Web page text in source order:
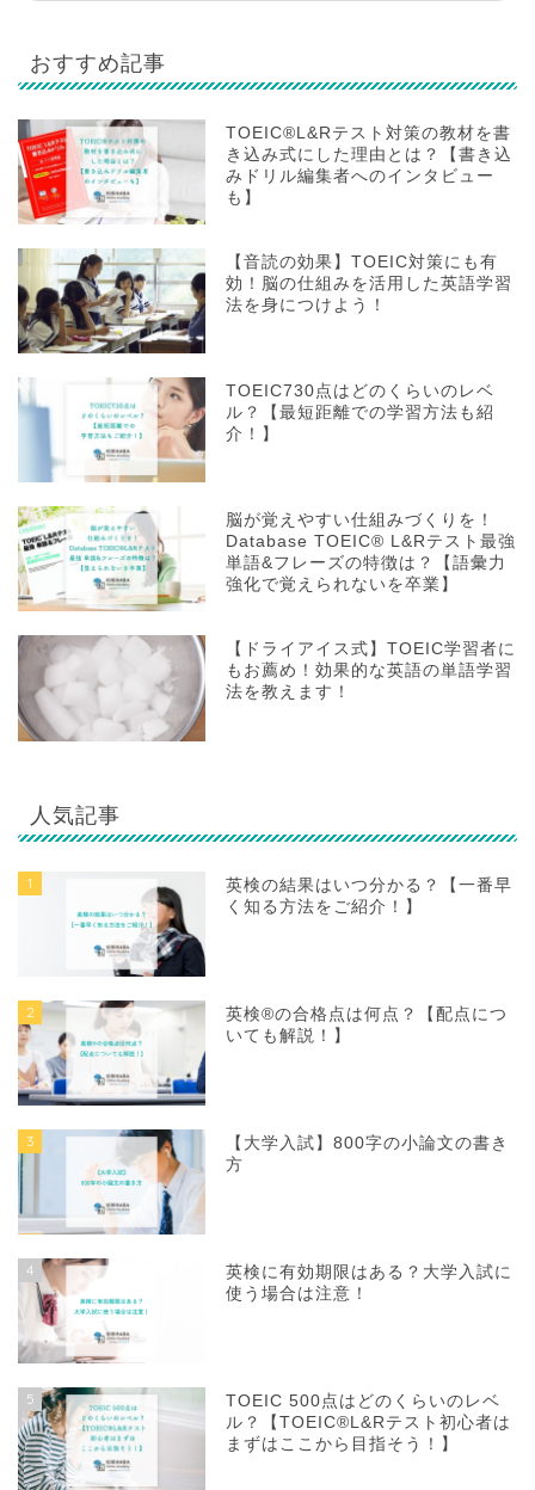
おすすめ記事
TOEIC®L&Rテスト対策の教材を書
き込み式にした理由とは？【書き込
みドリル編集者へのインタビュー
も】
【音読の効果】TOEIC対策にも有
効！脳の仕組みを活用した英語学習
法を身につけよう！
TOEIC730点はどのくらいのレベ
ル？【最短距離での学習方法も紹
介！】
脳が覚えやすい仕組みづくりを！
Database TOEIC® L&Rテスト最強
単語&フレーズの特徴は？【語彙力
強化で覚えられないを卒業】
【ドライアイス式】TOEIC学習者に
もお薦め！効果的な英語の単語学習
法を教えます！
人気記事
1
英検の結果はいつ分かる？【一番早
く知る方法をご紹介！】
2
英検®の合格点は何点？【配点につ
いても解説！】
3
【大学入試】800字の小論文の書き
方
4
英検に有効期限はある？大学入試に
使う場合は注意！
5
TOEIC 500点はどのくらいのレベ
ル？【TOEIC®L&Rテスト初心者は
まずはここから目指そう！】